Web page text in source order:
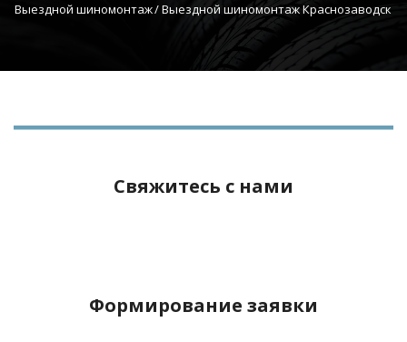
Выездной шиномонтаж / Выездной шиномонтаж Краснозаводск
Свяжитесь с нами
Формирование заявки